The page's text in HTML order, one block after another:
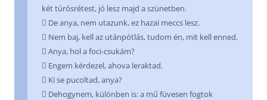
két túrósrétest, jó lesz majd a szünetben.
 De anya, nem utazunk, ez hazai meccs lesz.
 Nem baj, kell az utánpótlás, tudom én, mit kell enned.
 Anya, hol a foci-csukám?
 Engem kérdezel, ahova leraktad.
 Ki se pucoltad, anya?
 Dehogynem, különben is: a mű füvesen fogtok